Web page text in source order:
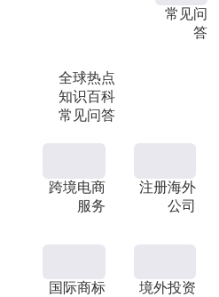
全球热点
知识百科
常见问答
常见问
答
跨境电商
服务
注册海外
公司
国际商标
境外投资